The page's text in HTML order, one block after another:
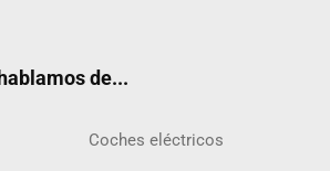
de...
Coches eléctricos